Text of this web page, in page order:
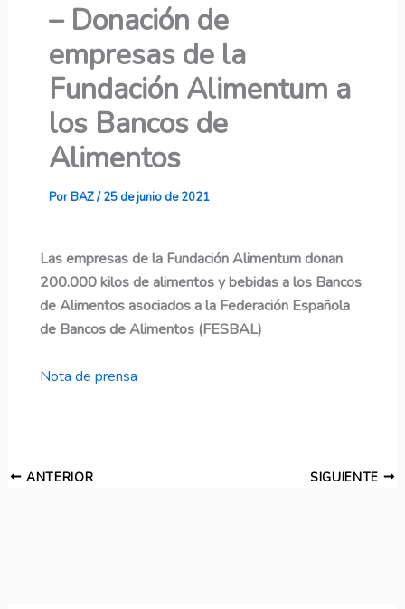
– Donación de
empresas de la
Fundación Alimentum a
los Bancos de
Alimentos
PorBAZ/25 de junio de 2021
Las empresas de la Fundación Alimentum donan
200.000 kilos de alimentos y bebidas a los Bancos
de Alimentos asociados a la Federación Española
de Bancos de Alimentos (FESBAL)
Nota de prensa
ANTERIOR SIGUIENTE